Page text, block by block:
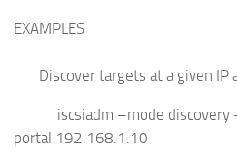
EXAMPLES
Discover targets at a given IP
iscsiadm –mode discovery
portal 192.168.1.10